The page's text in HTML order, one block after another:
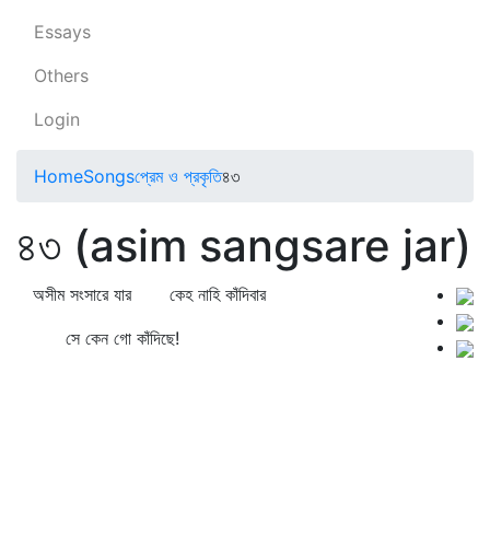
Essays
Others
Login
HomeSongsপ্রেম ও প্রকৃতি৪৩
৪৩ (asim sangsare jar)
অসীম সংসারে যার কেহ নাহি কাঁদিবার
সে কেন গো কাঁদিছে!